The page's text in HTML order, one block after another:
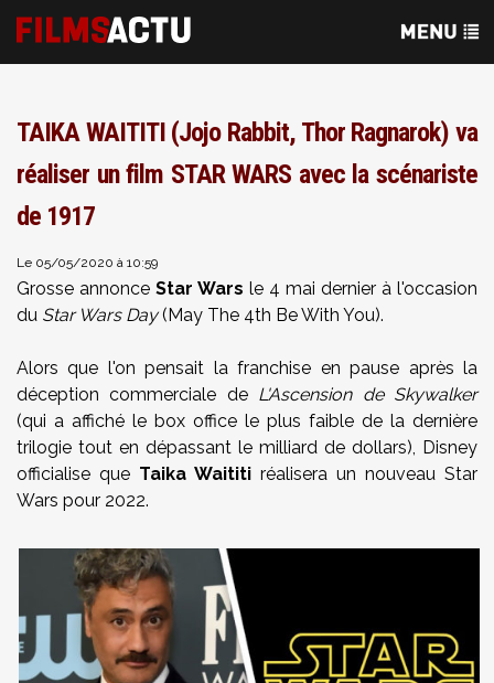
TAIKA WAITITI (Jojo Rabbit, Thor Ragnarok) va
réaliser un film STAR WARS avec la scénariste
de 1917
Le 05/05/2020 à 10:59
Grosse annonce Star Wars le 4 mai dernier à l'occasion
du Star Wars Day(May The 4th Be With You).
Alors que l'on pensait la franchise en pause après la
déception commerciale de L'Ascension de Skywalker
(qui a affiché le box office le plus faible de la dernière
trilogie tout en dépassant le milliard de dollars), Disney
officialise que Taika Waititi réalisera un nouveau Star
Wars pour 2022.